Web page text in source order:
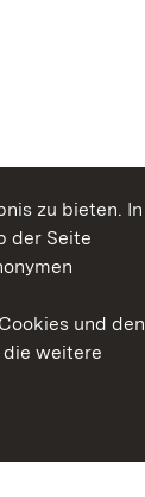
zu bieten. In
der Seite
und den
die weitere